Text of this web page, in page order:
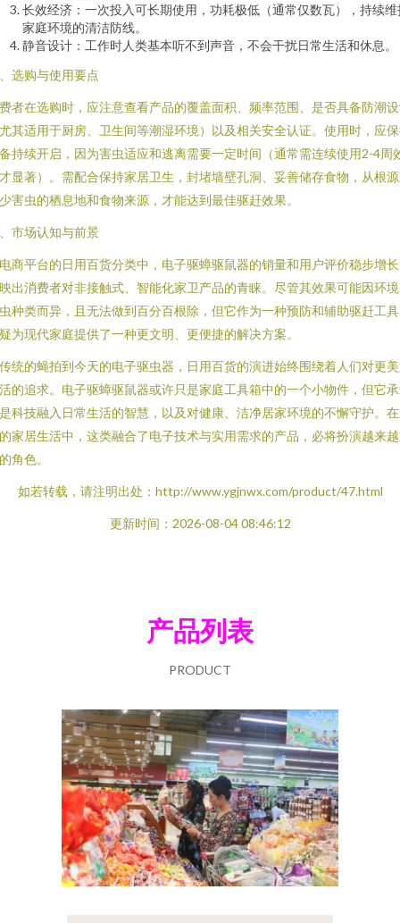
长效经济：一次投入可长期使用，功耗极低（通常仅数瓦），持续维
家庭环境的清洁防线。
静音设计：工作时人类基本听不到声音，不会干扰日常生活和休息。
选购与使用要点
者在选购时，应注意查看产品的覆盖面积、频率范围、是否具备防潮
其适用于厨房、卫生间等潮湿环境）以及相关安全认证。使用时，应
持续开启，因为害虫适应和逃离需要一定时间（通常需连续使用2-4周
显著）。需配合保持家居卫生，封堵墙壁孔洞、妥善储存食物，从根
害虫的栖息地和食物来源，才能达到最佳驱赶效果。
市场认知与前景
商平台的日用百货分类中，电子驱蟑驱鼠器的销量和用户评价稳步增
出消费者对非接触式、智能化家卫产品的青睐。尽管其效果可能因环
种类而异，且无法做到百分百根除，但它作为一种预防和辅助驱赶工
为现代家庭提供了一种更文明、更便捷的解决方案。
统的蝇拍到今天的电子驱虫器，日用百货的演进始终围绕着人们对更
的追求。电子驱蟑驱鼠器或许只是家庭工具箱中的一个小物件，但它
科技融入日常生活的智慧，以及对健康、洁净居家环境的不懈守护。
家居生活中，这类融合了电子技术与实用需求的产品，必将扮演越来
角色。
如若转载，请注明出处：http://www.ygjnwx.com/product/47.html
更新时间：2026-08-04 08:46:12
产品列表
PRODUCT